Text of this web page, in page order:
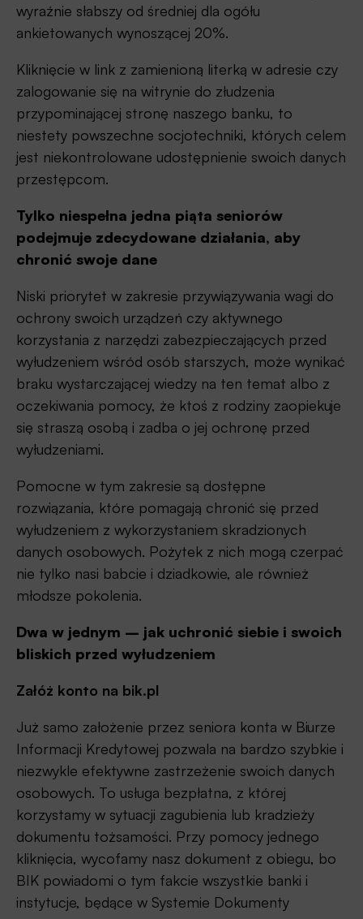
wyraźnie słabszy od średniej dla ogółu
ankietowanych wynoszącej 20%.
Kliknięcie w link z zamienioną literką w adresie czy
zalogowanie się na witrynie do złudzenia
przypominającej stronę naszego banku, to
niestety powszechne socjotechniki, których celem
jest niekontrolowane udostępnienie swoich danych
przestępcom.
Tylko niespełna jedna piąta seniorów
podejmuje zdecydowane działania, aby
chronić swoje dane
Niski priorytet w zakresie przywiązywania wagi do
ochrony swoich urządzeń czy aktywnego
korzystania z narzędzi zabezpieczających przed
wyłudzeniem wśród osób starszych, może wynikać
braku wystarczającej wiedzy na ten temat albo z
oczekiwania pomocy, że ktoś z rodziny zaopiekuje
się straszą osobą i zadba o jej ochronę przed
wyłudzeniami.
Pomocne w tym zakresie są dostępne
rozwiązania, które pomagają chronić się przed
wyłudzeniem z wykorzystaniem skradzionych
danych osobowych. Pożytek z nich mogą czerpać
nie tylko nasi babcie i dziadkowie, ale również
młodsze pokolenia.
Dwa w jednym – jak uchronić siebie i swoich
bliskich przed wyłudzeniem
Załóż konto na bik.pl
Już samo założenie przez seniora konta w Biurze
Informacji Kredytowej pozwala na bardzo szybkie i
niezwykle efektywne zastrzeżenie swoich danych
osobowych. To usługa bezpłatna, z której
korzystamy w sytuacji zagubienia lub kradzieży
dokumentu tożsamości. Przy pomocy jednego
kliknięcia, wycofamy nasz dokument z obiegu, bo
BIK powiadomi o tym fakcie wszystkie banki i
instytucje, będące w Systemie Dokumenty